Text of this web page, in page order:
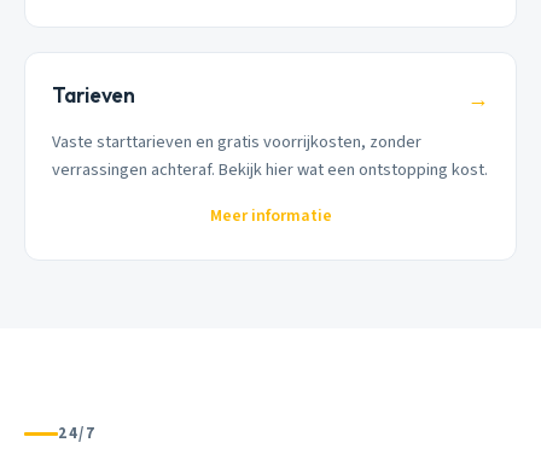
Tarieven →
Vaste starttarieven en gratis voorrijkosten, zonder
verrassingen achteraf. Bekijk hier wat een ontstopping kost.
Meer informatie
24/7